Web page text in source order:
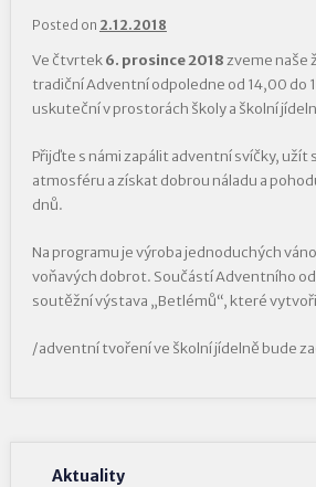
Posted on 2.12.2018
Ve čtvrtek6. prosince 2018zveme naše
tradiční Adventní odpoledne od 14,00 do
uskuteční v prostorách školy a školní
Přijďte s námi zapálit adventní svíčky, užít
atmosféru a získat dobrou náladu a
dnů.
Na programu je výroba jednoduchých
voňavých dobrot. Součástí Adventního
soutěžní výstava „Betlémů“, které
/adventní tvoření ve školní jídelně bude
Aktuality